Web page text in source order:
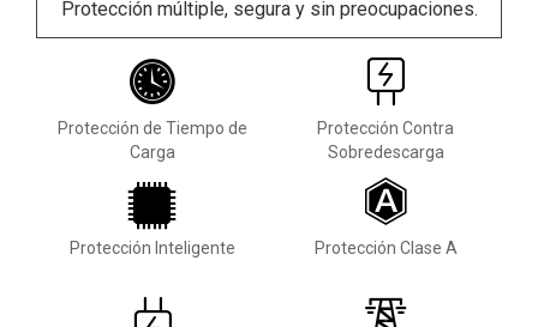
Protección múltiple, segura y sin preocupaciones.
Protección de Tiempo de
Carga
Protección Contra
Sobredescarga
Protección Inteligente Protección Clase A